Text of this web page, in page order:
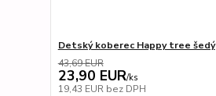
Detský koberec Happy tree šedý
43,69 EUR
23,90 EUR/ks
19,43 EUR bez DPH